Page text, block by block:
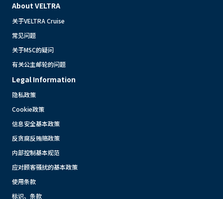
About VELTRA
关于VELTRA Cruise
常见问题
关于MSC的疑问
有关公主邮轮的问题
Legal Information
隐私政策
Cookie政策
信息安全基本政策
反贪腐反贿赂政策
内部控制基本规范
应对顾客骚扰的基本政策
使用条款
标识、条款